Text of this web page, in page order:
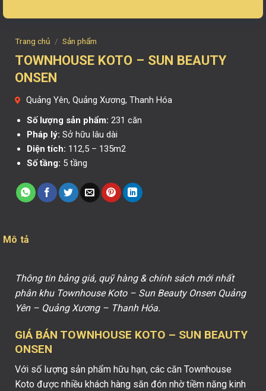
Trang chủ / Sản phẩm
TOWNHOUSE KOTO – SUN BEAUTY
ONSEN
Quảng Yên, Quảng Xương, Thanh Hóa
Số lượng sản phẩm: 231 căn
Pháp lý: Sở hữu lâu dài
Diện tích: 112,5 – 135m2
Số tầng: 5 tầng
Mô tả
Thông tin bảng giá, quỹ hàng & chính sách mới nhất
phân khu Townhouse Koto – Sun Beauty Onsen Quảng
Yên – Quảng Xương – Thanh Hóa.
GIÁ BÁN TOWNHOUSE KOTO – SUN BEAUTY
ONSEN
Với số lượng sản phẩm hữu hạn, các căn Townhouse
Koto được nhiều khách hàng săn đón nhờ tiềm năng kinh